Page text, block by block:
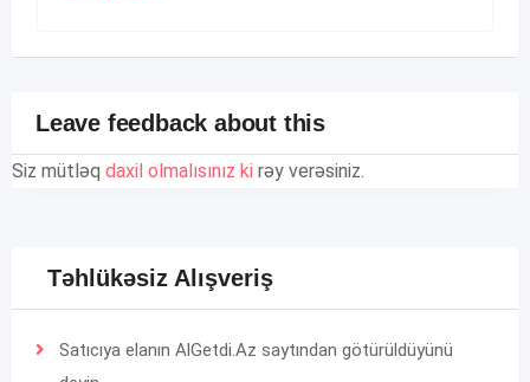
Leave feedback about this
Siz mütləq daxil olmalısınız ki rəy verəsiniz.
Təhlükəsiz Alışveriş
Satıcıya elanın AlGetdi.Az saytından götürüldüyünü